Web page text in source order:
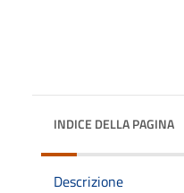
INDICE DELLA PAGINA
Descrizione